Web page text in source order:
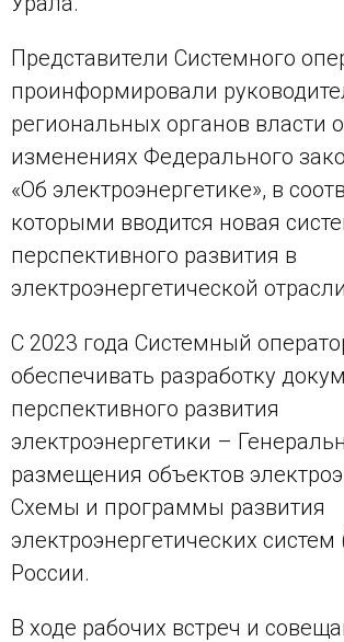
Представители Системного
проинформировали
региональных органов власти
изменениях Федерального
«Об электроэнергетике», в
которыми вводится новая
перспективного развития в
электроэнергетической
С 2023 года Системный
обеспечивать разработку
перспективного развития
электроэнергетики –
размещения объектов
Схемы и программы развития
электроэнергетических
России.
В ходе рабочих встреч и